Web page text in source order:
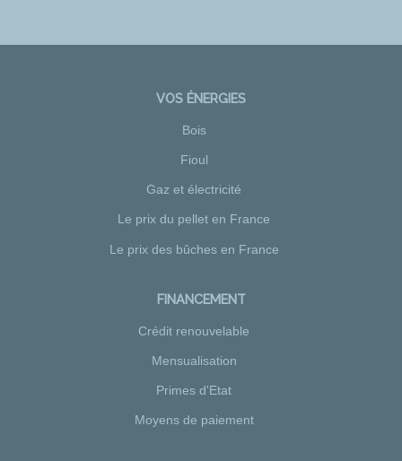
VOS ÉNERGIES
Bois
Fioul
Gaz et électricité
Le prix du pellet en France
Le prix des bûches en France
FINANCEMENT
Crédit renouvelable
Mensualisation
Primes d'Etat
Moyens de paiement